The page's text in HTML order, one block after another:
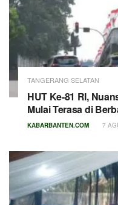
TANGERANG SELATAN
HUT Ke-81 RI,
Mulai Terasa di
KABARBANTEN.COM 7